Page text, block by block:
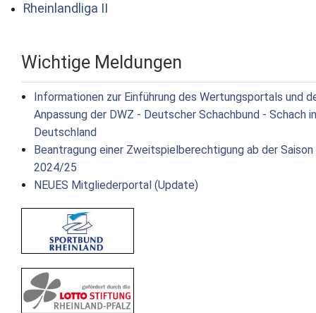
Rheinlandliga II
Wichtige Meldungen
Informationen zur Einführung des Wertungsportals und
Anpassung der DWZ - Deutscher Schachbund - Schach in
Deutschland
Beantragung einer Zweitspielberechtigung ab der Saison
2024/25
NEUES Mitgliederportal (Update)